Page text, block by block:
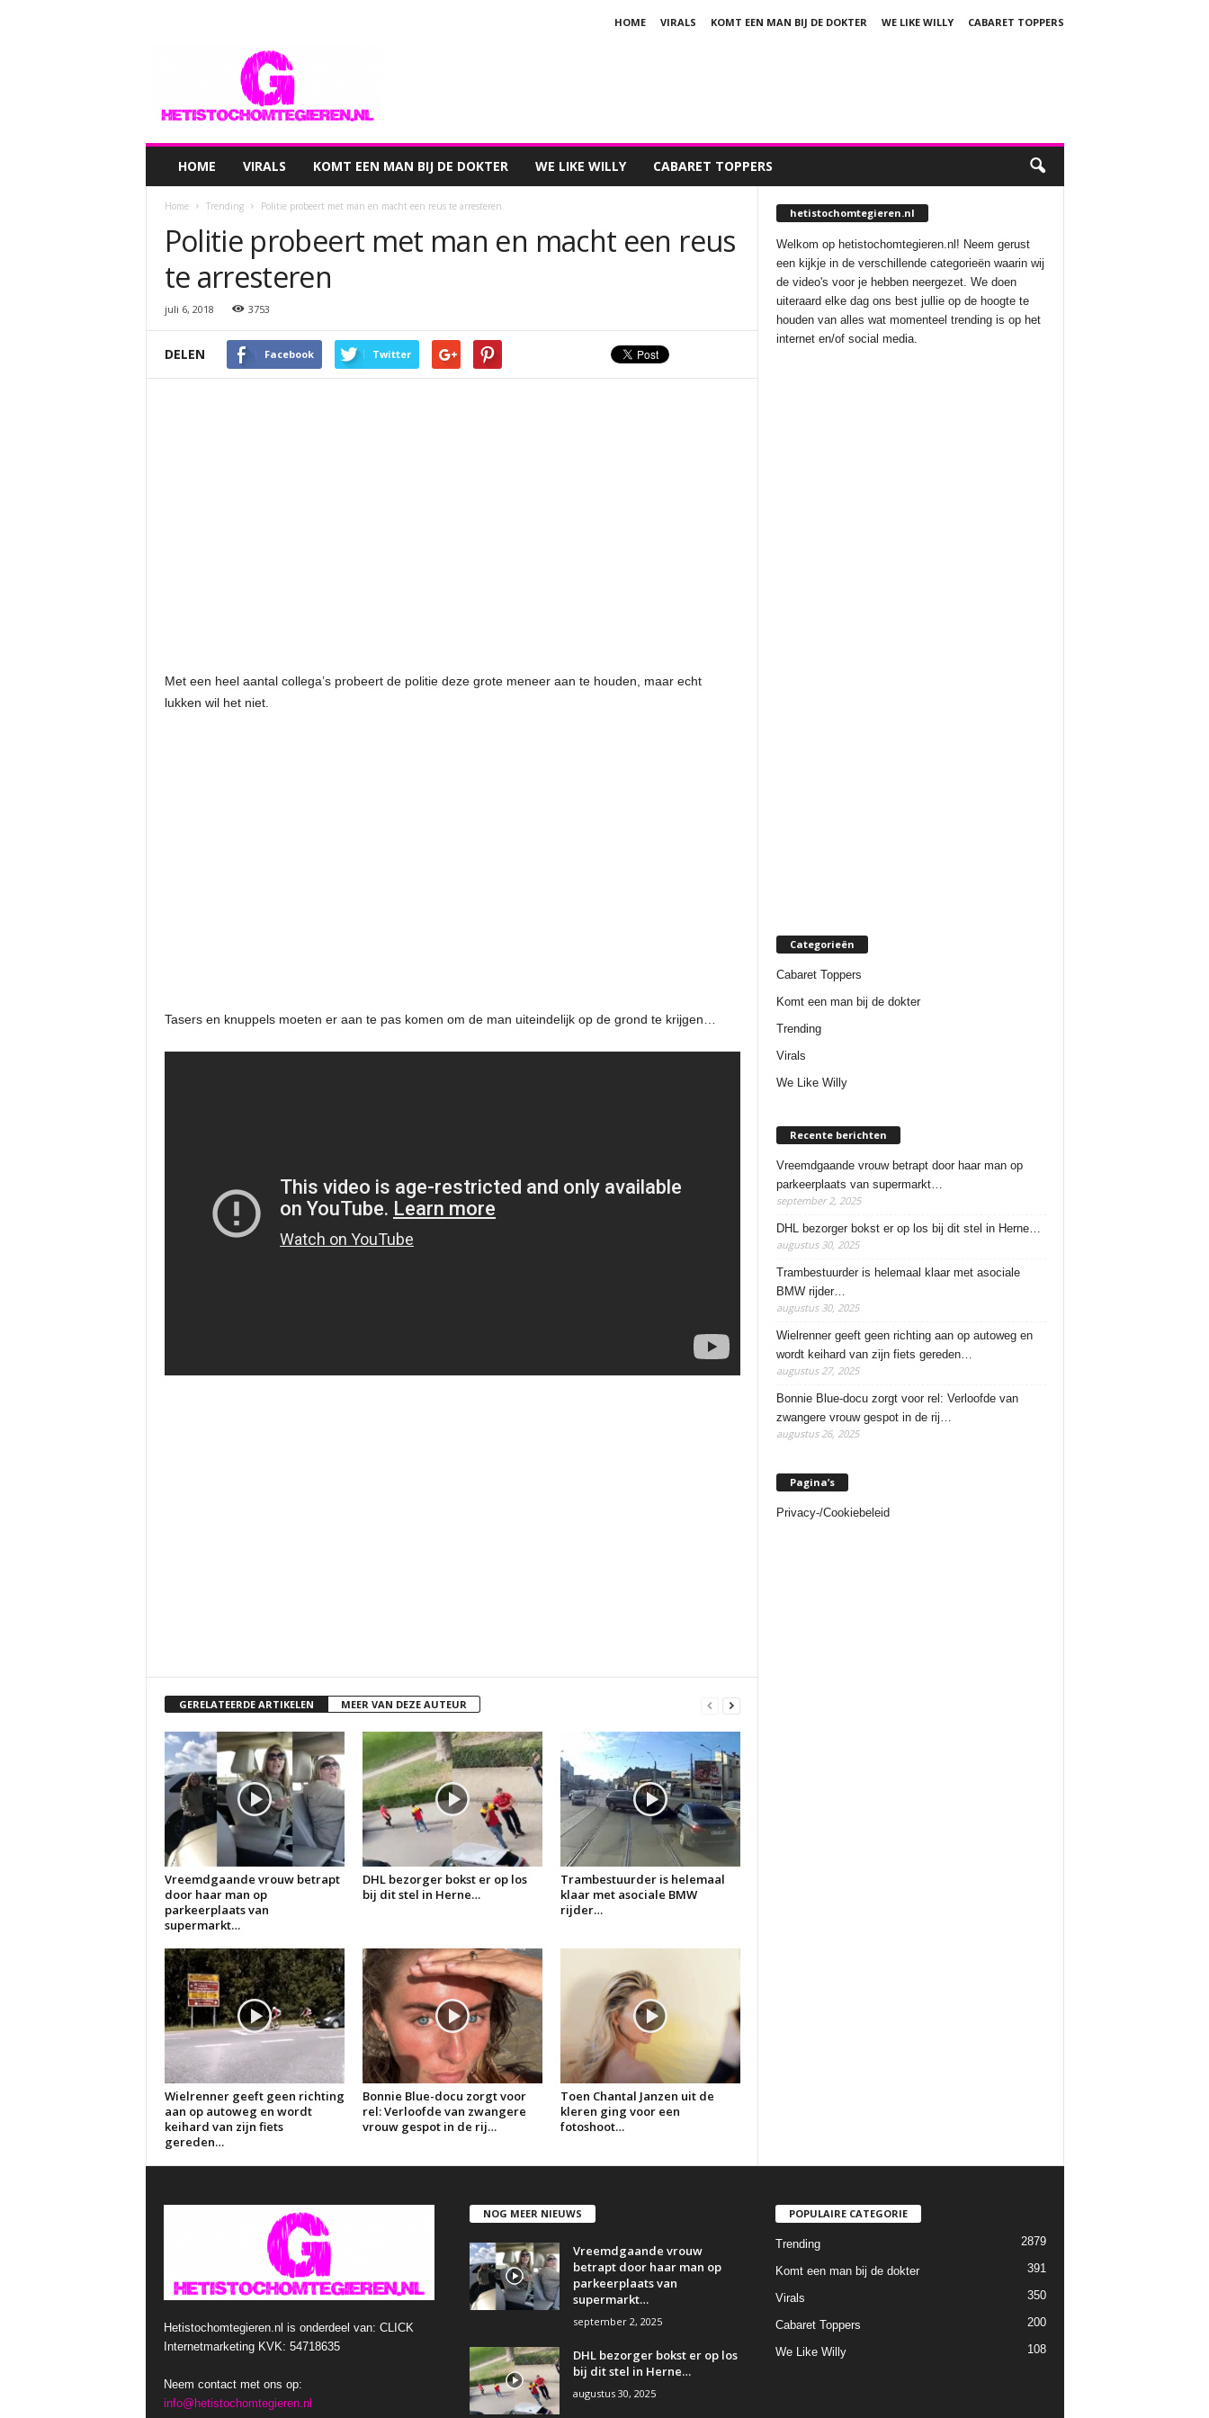
HOME VIRALS KOMT EEN MAN BIJ DE DOKTER WE LIKE WILLY
CABARET TOPPERS
HOME VIRALS KOMT EEN MAN BIJ DE DOKTER WE LIKE WILLY CABARET TOPPERS
Home Trending Politie probeert met man en macht een reus te arresteren
Politie probeert met man en macht een reus
te arresteren
juli 6, 2018 3753
DELEN Facebook Twitter
Met een heel aantal collega’s probeert de politie deze grote meneer aan te houden, maar echt
lukken wil het niet.
Tasers en knuppels moeten er aan te pas komen om de man uiteindelijk op de grond te krijgen…
GERELATEERDE ARTIKELEN MEER VAN DEZE AUTEUR
Vreemdgaande vrouw betrapt
door haar man op
parkeerplaats van
supermarkt…
DHL bezorger bokst er op los
bij dit stel in Herne…
Trambestuurder is helemaal
klaar met asociale BMW
rijder…
Wielrenner geeft geen richting
aan op autoweg en wordt
keihard van zijn fiets
gereden…
Bonnie Blue-docu zorgt voor
rel: Verloofde van zwangere
vrouw gespot in de rij…
Toen Chantal Janzen uit de
kleren ging voor een
fotoshoot…
hetistochomtegieren.nl
Welkom op hetistochomtegieren.nl! Neem gerust
een kijkje in de verschillende categorieën waarin wij
de video's voor je hebben neergezet. We doen
uiteraard elke dag ons best jullie op de hoogte te
houden van alles wat momenteel trending is op het
internet en/of social media.
Categorieën
Cabaret Toppers
Komt een man bij de dokter
Trending
Virals
We Like Willy
Recente berichten
Vreemdgaande vrouw betrapt door haar man op
parkeerplaats van supermarkt…
september 2, 2025
DHL bezorger bokst er op los bij dit stel in Herne…
augustus 30, 2025
Trambestuurder is helemaal klaar met asociale
BMW rijder…
augustus 30, 2025
Wielrenner geeft geen richting aan op autoweg en
wordt keihard van zijn fiets gereden…
augustus 27, 2025
Bonnie Blue-docu zorgt voor rel: Verloofde van
zwangere vrouw gespot in de rij…
augustus 26, 2025
Pagina’s
Privacy-/Cookiebeleid
Hetistochomtegieren.nl is onderdeel van: CLICK
Internetmarketing KVK: 54718635
Neem contact met ons op:
info@hetistochomtegieren.nl
NOG MEER NIEUWS
Vreemdgaande vrouw
betrapt door haar man op
parkeerplaats van
supermarkt…
september 2, 2025
DHL bezorger bokst er op los
bij dit stel in Herne…
augustus 30, 2025
POPULAIRE CATEGORIE
Trending 2879
Komt een man bij de dokter 391
Virals 350
Cabaret Toppers 200
We Like Willy 108